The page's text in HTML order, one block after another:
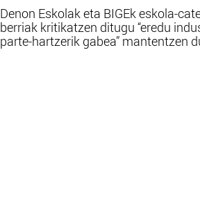
Denon Eskolak eta BIGEk eskola-
berriak kritikatzen ditugu “eredu
parte-hartzerik gabea” mantentzen